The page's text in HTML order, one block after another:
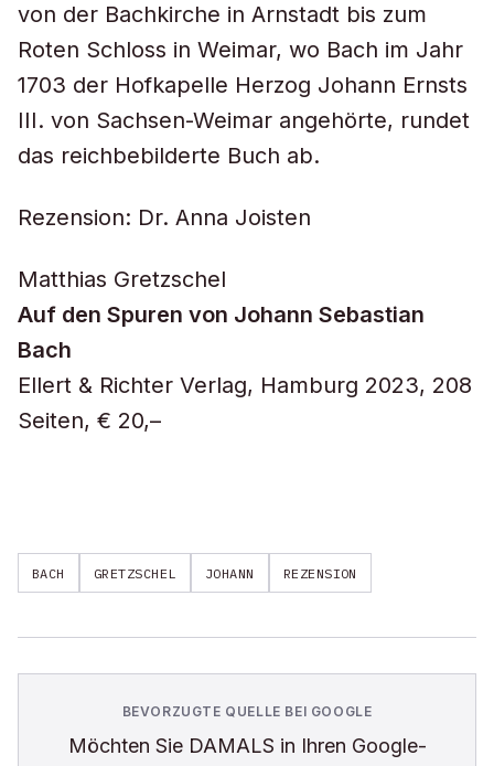
von der Bachkirche in Arnstadt bis zum
Roten Schloss in Weimar, wo Bach im Jahr
1703 der Hofkapelle Herzog Johann Ernsts
III. von Sachsen-Weimar angehörte, rundet
das reichbebilderte Buch ab.
Rezension: Dr. Anna Joisten
Matthias Gretzschel
Auf den Spuren von Johann Sebastian
Bach
Ellert & Richter Verlag, Hamburg 2023, 208
Seiten, € 20,–
BACH GRETZSCHEL JOHANN REZENSION
BEVORZUGTE QUELLE BEI GOOGLE
Möchten Sie DAMALS in Ihren Google-